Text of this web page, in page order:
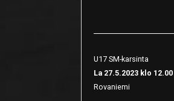
U17 SM-karsinta
La 27.5.2023 klo 12.00
Rovaniemi